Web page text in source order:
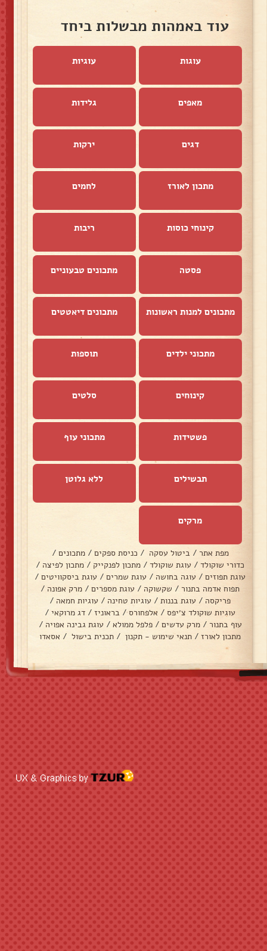
עוד באמהות מבשלות ביחד
עוגות עוגיות
מאפים גלידות
דגים ירקות
מתכון לאורז לחמים
קינוחי כוסות ריבות
פסטה מתכונים טבעוניים
מתכונים למנות ראשונות מתכונים דיאטטים
מתכוני ילדים תוספות
קינוחים סלטים
פשטידות מתכוני עוף
תבשילים ללא גלוטן
מרקים
מפת אתר / ביטול עסקה / כניסת ספקים / מתכונים /
כדורי שוקולד / עוגת שוקולד / מתכון לפנקייק / מתכון לפיצה /
עוגת תפוזים / עוגה בחושה / עוגת שמרים / עוגת ביסקוויטים /
תפוח אדמה בתנור / שקשוקה / עוגת מספרים / מרק אפונה /
פריקסה / עוגת בננות / עוגיות טחינה / עוגיות חמאה /
עוגיות שוקולד צ׳יפס / אלפחורס/ בראוניז / דג מרוקאי /
עוף בתנור / מרק עדשים / פלפל ממולא / עוגת גבינה אפויה /
מתכון לאורז / תנאי שימוש - תקנון / תכנית בישול / אסאדו